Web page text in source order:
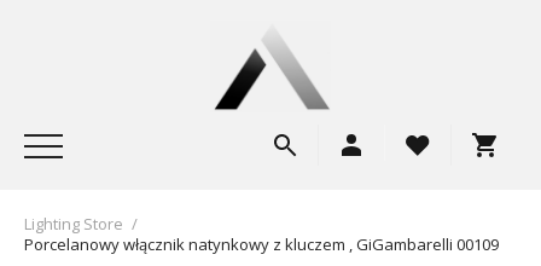
Lighting Store /
Porcelanowy włącznik natynkowy z kluczem , GiGambarelli 00109